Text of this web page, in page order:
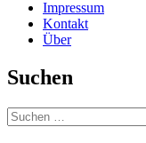
Impressum
Kontakt
Über
Suchen
Suchen
nach: